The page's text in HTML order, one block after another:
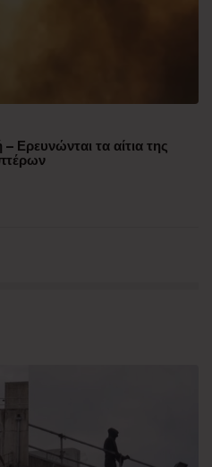
Ερευνώνται τα αίτια της